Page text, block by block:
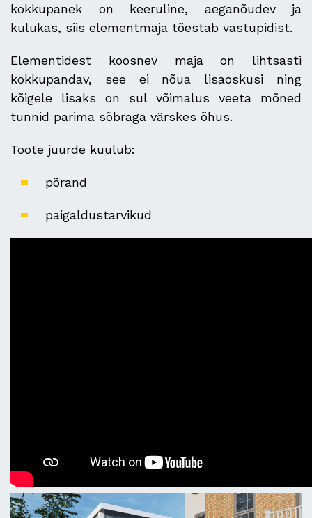
kokkupanek on keeruline, aeganõudev ja
kulukas, siis elementmaja tõestab vastupidist.
Elementidest koosnev maja on lihtsasti
kokkupandav, see ei nõua lisaoskusi ning
kõigele lisaks on sul võimalus veeta mõned
tunnid parima sõbraga värskes õhus.
Toote juurde kuulub:
põrand
paigaldustarvikud